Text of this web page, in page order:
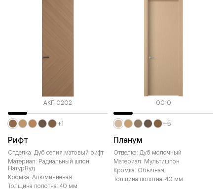
АКП 0202
Рифт
Отделка: Дуб сепия матовый рифт
Материал: Радиальный шпон
НатурВуд
Кромка: Алюминиевая
Толщина полотна: 40 мм
+1
0010
Планум
Отделка: Дуб молочный
Материал: Мультишпон
Кромка: Обычная
Толщина полотна: 40 мм
+5